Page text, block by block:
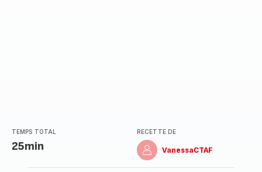
TEMPS TOTAL
25min
RECETTE DE
VanessaCTAF